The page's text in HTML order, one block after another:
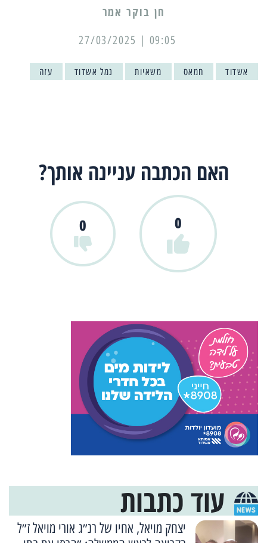
09:05 | 27/03/2025
אשדוד חמאס משאיות נמל אשדוד עזה
האם הכתבה עניינה אותך?
0
0
עוד כתבות
יצחק מויאל, אחיו של רנ״ג אורי מויאל ז״ל